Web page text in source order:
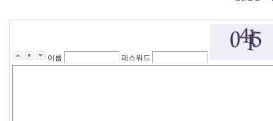
이름 패스워드